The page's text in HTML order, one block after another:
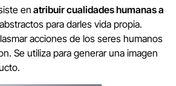
en atribuir cualidades humanas a
para darles vida propia.
acciones de los seres humanos
Se utiliza para generar una imagen